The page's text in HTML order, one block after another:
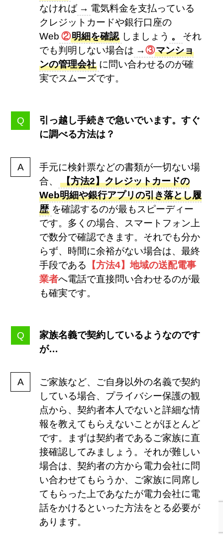
なければ → 電気料金を支払っている
クレジットカードや銀行口座の
Web ②明細を確認 しましょう 。
それ
でも判明しない場合は →③マンショ
ンの管理会社 に問い合わせるのが確
実でスムーズです。
引っ越し手続きで急いでいます。すぐ
に調べる方法は？
手元に検針票などの書類が一切ない場
合、
【方法2】クレジットカードの
Web明細や銀行アプリの引き落とし履
歴 を確認するのが最もスピーディー
です。多くの場合、スマートフォン上
で数分で確認できます。それでも分か
らず、時間に余裕がない場合は、最終
手段である 【方法4】地域の送配電事
業者へ電話で直接問い合わせるのが最
も確実です。
家族名義で契約しているようなのです
が…
ご家族など、ご自身以外の名義で契約
している場合、プライバシー保護の観
点から、契約者本人でないと詳細な情
報を教えてもらえないことがほとんど
です。まずは契約者であるご家族に直
接確認してみましょう。それが難しい
場合は、契約者の方から電力会社に問
い合わせてもらうか、ご家族に同席し
てもらった上であなたが電力会社に電
話をかけるといった方法をとる必要が
あります。